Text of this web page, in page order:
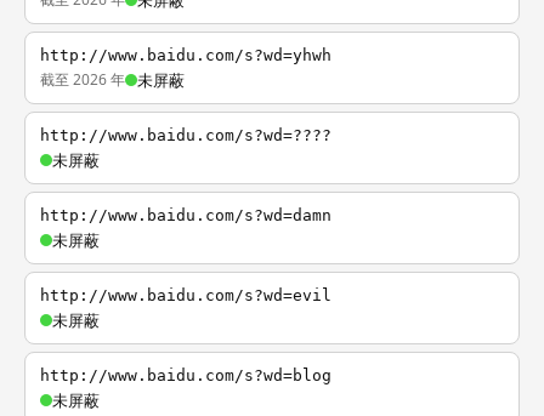
http://www.baidu.com/s?wd=yhwh
截至 2026 年 未屏蔽
http://www.baidu.com/s?wd=????
未屏蔽
http://www.baidu.com/s?wd=damn
未屏蔽
http://www.baidu.com/s?wd=evil
未屏蔽
http://www.baidu.com/s?wd=blog
未屏蔽